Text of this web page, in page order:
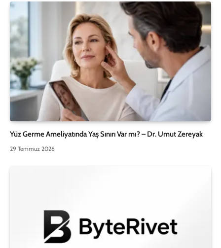
Yüz Germe Ameliyatında Yaş Sınırı Var mı? – Dr. Umut Zereyak
29 Temmuz 2026